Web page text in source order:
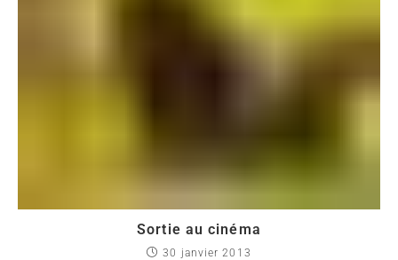
Sortie au cinéma
30 janvier 2013